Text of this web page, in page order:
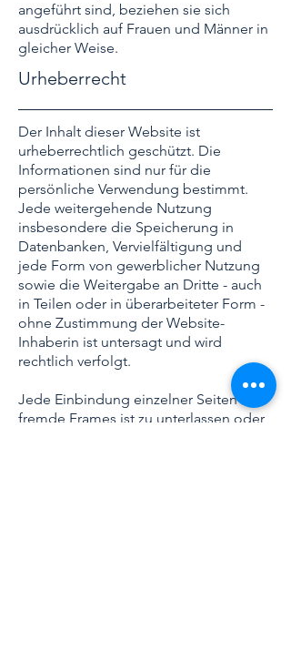
angeführt sind, beziehen sie sich
ausdrücklich auf Frauen und Männer in
gleicher Weise.
Urheberrecht
Der Inhalt dieser Website ist
urheberrechtlich geschützt. Die
Informationen sind nur für die
persönliche Verwendung bestimmt.
Jede weitergehende Nutzung
insbesondere die Speicherung in
Datenbanken, Vervielfältigung und
jede Form von gewerblicher Nutzung
sowie die Weitergabe an Dritte - auch
in Teilen oder in überarbeiteter Form -
ohne Zustimmung der Website-
Inhaberin ist untersagt und wird
rechtlich verfolgt.
Jede Einbindung einzelner Seiten in
fremde Frames ist zu unterlassen oder